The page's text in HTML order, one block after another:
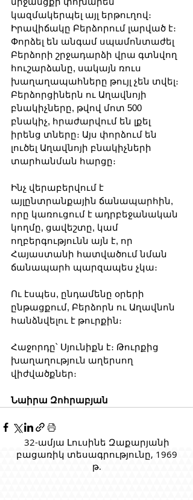
կազմակերպել այլ երթուղով։
Իրավիճակը Բերձորում լարված է։
Փորձել են անգամ սպամոնտաժել
Բերձորի շրջադարձի վրա գտնվող
հուշարձանը, սակայն ռուս
խաղաղապահները թույլ չեն տվել։
Բերձորցիներն ու Աղավնոյի
բնակիչները, թվով մոտ 500
բնակիչ, հրաժարվում են լքել
իրենց տները։ Այս փորձում են
լուծել Աղավնոյի բնակիչների
տարհանման հարցը։
Ինչ վերաբերվում է
այլընտրանքային ճանապարհին,
որը կառուցում է ադրբեջանական
կողմը, ցավեշտը, կամ
ողբերգությունն այն է, որ
Հայաստանի հատվածում նման
ճանապարհ պարզապես չկա։
Ու էսպես, ընդամենը օրերի
ընթացքում, Բերձորն ու Աղավնոն
հանձնվելու է թուրքին։
Հաջորդը՝ Սյունիքն է։ Թուրքից
խաղաղություն աղերսող
վիժվածքներ։
Նաիրա Զոհրաբյան
32-ամյա Լուսինե Զաքարյանի
բացառիկ տեսագրությունը, 1969
թ.